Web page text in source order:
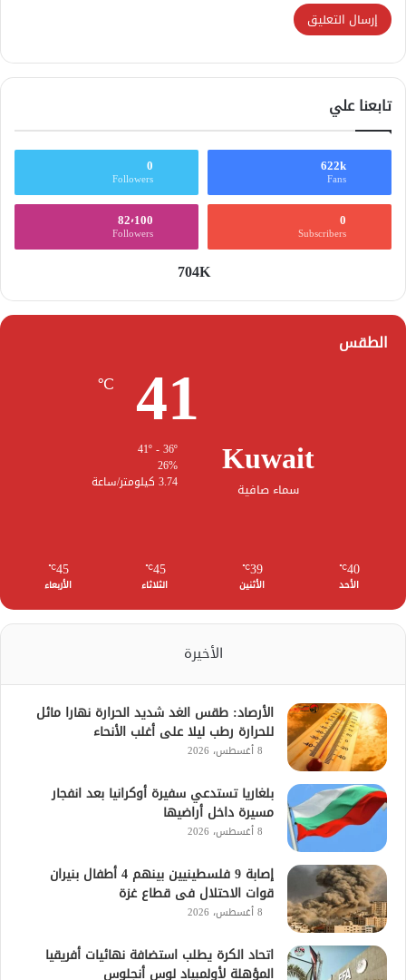
تابعنا علي
622k
Fans
0
Followers
0
Subscribers
82٬100
Followers
704K
الطقس
Kuwait
سماء صافية
41
℃
26%
3.74 كيلومتر/ساعة
40
℃
الأحد
39
℃
الأثنين
45
℃
الثلاثاء
45
℃
الأربعاء
الأخيرة
الأرصاد: طقس الغد شديد الحرارة نهارا مائل
للحرارة رطب ليلا على أغلب الأنحاء
8 أغسطس، 2026
بلغاريا تستدعي سفيرة أوكرانيا بعد انفجار
مسيرة داخل أراضيها
8 أغسطس، 2026
إصابة 9 فلسطينيين بينهم 4 أطفال بنيران
قوات الاحتلال فى قطاع غزة
8 أغسطس، 2026
اتحاد الكرة يطلب استضافة نهائيات أفريقيا
المؤهلة لأولمبياد لوس أنجلوس